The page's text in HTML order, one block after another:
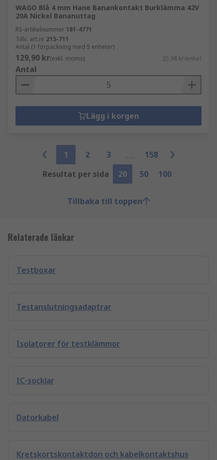
WAGO Blå 4 mm Hane Banankontakt Burklämma 42V
20A Nickel Bananuttag
RS-artikelnummer 181-4771
Tillv. art.nr 215-711
Antal (1 förpackning med 5 enheter)
129,90 kr(exkl. moms) 25,98 kr/enhet
Antal
Lägg i korgen
1 2 3
158
Resultat per sida
20 50 100
Tillbaka till toppen
Relaterade länkar
Testboxar
Testanslutningsadaptrar
Isolatorer för testklämmor
IC-socklar
Datorkabel
Kretskortskontaktdon och kabelkontaktshus